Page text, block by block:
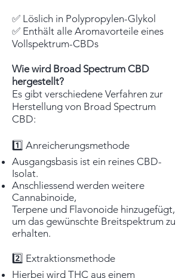
✅ Löslich in Polypropylen-Glykol
✅ Enthält alle Aromavorteile eines
Vollspektrum-CBDs
Wie wird Broad Spectrum CBD
hergestellt?
Es gibt verschiedene Verfahren zur
Herstellung von Broad Spectrum
CBD:
1️⃣ Anreicherungsmethode
Ausgangsbasis ist ein reines CBD-
Isolat.
Anschliessend werden weitere
Cannabinoide,
Terpene und Flavonoide hinzugefügt,
um das gewünschte Breitspektrum zu
erhalten.
2️⃣ Extraktionsmethode
Hierbei wird THC aus einem